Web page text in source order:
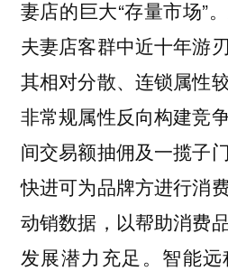
妻店的巨大“存量市场”
夫妻店客群中近十年游
其相对分散、连锁属性
非常规属性反向构建竞
间交易额抽佣及一揽子
快进可为品牌方进行消
动销数据，以帮助消费
发展潜力充足。智能